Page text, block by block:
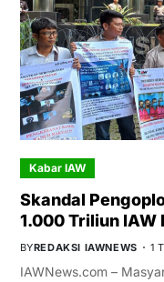
Kabar IAW
Skandal
1.000 Triliun IAW
BYREDAKSI IAWNEWS 1
IAWNews.com –